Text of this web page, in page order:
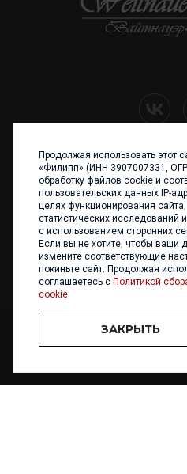
+7 (4012)
236017
ул.
Телефон: +7
+7 4012
ООО «ФИЛИПП» © 2013 -
Разработка и
Продолжая использовать этот
«Филипп» (ИНН 3907007331,
обработку файлов cookie и
пользовательских данных IP-
целях функционирования
статистических исследований
с использованием сторонних
Если вы не хотите, чтобы ваши
измените соответствующие
покиньте сайт. Продолжая
соглашаетесь с Политикой
cookie
ЗАКРЫТЬ